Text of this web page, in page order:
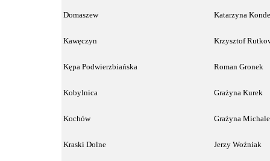
Domaszew Katarzyna
Kawęczyn Krzysztof
Kępa Podwierzbiańska Roman Gronek
Kobylnica Grażyna Kurek
Kochów Grażyna
Kraski Dolne Jerzy Woźniak